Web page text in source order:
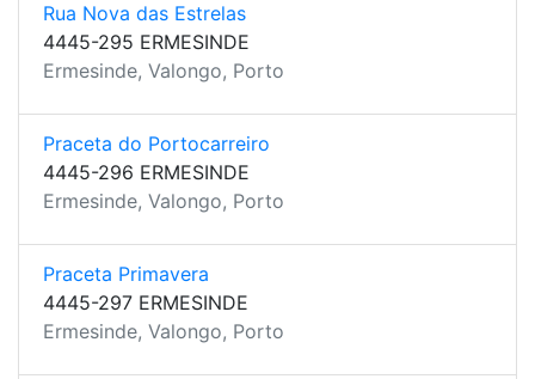
Rua Nova das Estrelas
4445-295 ERMESINDE
Ermesinde, Valongo, Porto
Praceta do Portocarreiro
4445-296 ERMESINDE
Ermesinde, Valongo, Porto
Praceta Primavera
4445-297 ERMESINDE
Ermesinde, Valongo, Porto